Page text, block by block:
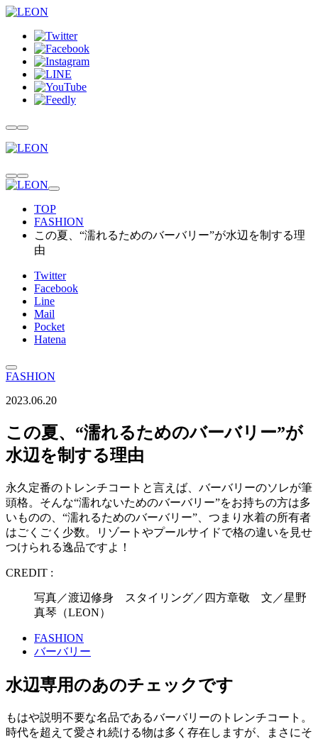
TOP
FASHION
この夏、“濡れるためのバーバリー”が水辺を制する理
由
Twitter
Facebook
Line
Mail
Pocket
Hatena
FASHION
2023.06.20
この夏、“濡れるためのバーバリー”が
水辺を制する理由
永久定番のトレンチコートと言えば、バーバリーのソレが筆
頭格。そんな“濡れないためのバーバリー”をお持ちの方は多
いものの、“濡れるためのバーバリー”、つまり水着の所有者
はごくごく少数。リゾートやプールサイドで格の違いを見せ
つけられる逸品ですよ！
CREDIT :
写真／渡辺修身 スタイリング／四方章敬 文／星野
真琴（LEON）
FASHION
バーバリー
水辺専用のあのチェックです
もはや説明不要な名品であるバーバリーのトレンチコート。
時代を超えて愛され続ける物は多く存在しますが、まさにそ